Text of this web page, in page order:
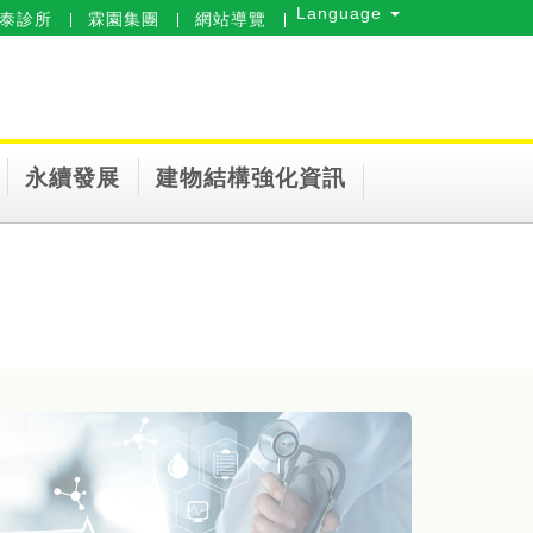
診所 霖園集團 網站導覽 Language
永續發展 建物結構強化資訊